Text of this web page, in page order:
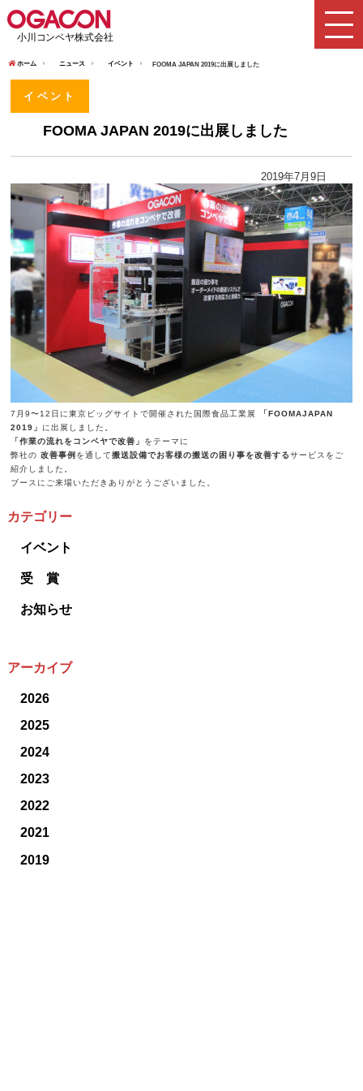
ホーム ニュース イベント FOOMA JAPAN 2019に出展しました
イベント
FOOMA JAPAN 2019に出展しました
2019年7月9日
7月9〜12日に東京ビッグサイトで開催された国際食品工業展
「FOOMAJAPAN
2019」 に出展しました。
「作業の流れをコンベヤで改善」 をテーマに
弊社の改善事例 を通して搬送設備でお客様の搬送の困り事を改善するサービスをご
紹介しました。
ブースにご来場いただきありがとうございました。
カテゴリー
イベント
受 賞
お知らせ
アーカイブ
2026
2025
2024
2023
2022
2021
2019